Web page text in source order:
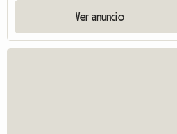
Ver anuncio